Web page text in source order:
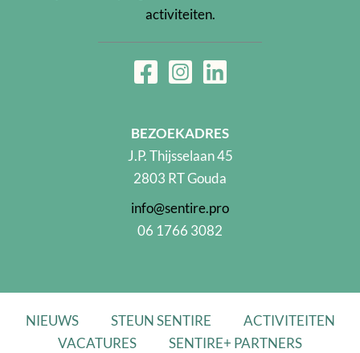
activiteiten.
BEZOEKADRES
J.P. Thijsselaan 45
2803 RT Gouda
info@sentire.pro
06 1766 3082
NIEUWS STEUN SENTIRE
ACTIVITEITEN
VACATURES
SENTIRE+ PARTNERS